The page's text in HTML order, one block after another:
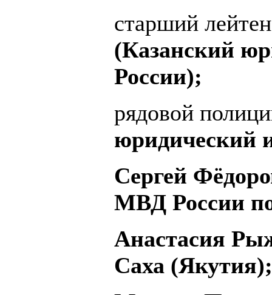
старший
(Казанский
России);
рядовой
юридический
Сергей
МВД России
Анастасия
Саха (Якутия);